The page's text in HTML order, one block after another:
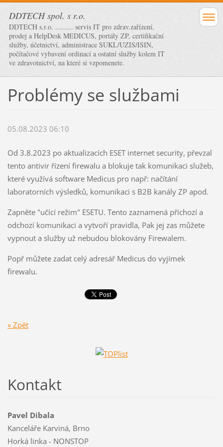
DDTECH spol. s r.o.
DDTECH s.r.o. ......... servis IT pro zdrav.zařízení,
prodej a HelpDesk MEDICUS, portály ZP, certifikační
služby, účetnictví, administrace SUKL/UZIS/ISIN,
počítačové vybavení ordinací a ostatní služby kolem IT
ve zdravotnictví, na které si vzpomenete.
Problémy se službami
05.08.2023 06:10
Od 3.8.2023 po aktualizacích ESET internet security, převzal
tento antivir řízení firewalu a blokuje tak komunikaci služeb,
které využívá software Medicus pro např: načítání
laboratorních výsledků, komunikaci s B2B kanály ZP apod.
Zapněte "učící režim" ESETU. Tento zaznamená příchozí a
odchozí komunikaci a vytvoří pravidla, Pak jej zas můžete
vypnout a služby už nebudou blokovány Firewalem.
Popř můžete zadat celý adresář Medicus do vyjímek
firewalu.
« Zpět
Kontakt
Pavel Dibala
Kanceláře Karviná, Brno
Horká linka - NONSTOP